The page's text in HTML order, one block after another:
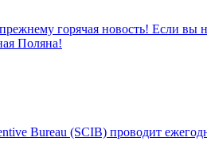
горячая новость! Если
Поляна!
Bureau (SCIB) проводит